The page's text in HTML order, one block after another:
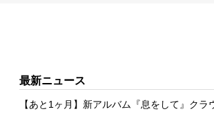
最新ニュース